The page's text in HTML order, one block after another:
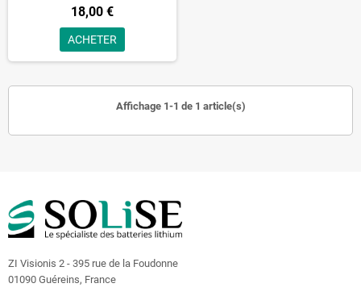
18,00 €
ACHETER
Affichage 1-1 de 1 article(s)
ZI Visionis 2 - 395 rue de la Foudonne
01090 Guéreins, France